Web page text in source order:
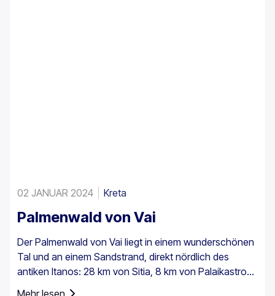
02 JANUAR 2024 Kreta
Palmenwald von Vai
Der Palmenwald von Vai liegt in einem wunderschönen
Tal und an einem Sandstrand, direkt nördlich des
antiken Itanos: 28 km von Sitia, 8 km von Palaikastro
Mehr lesen